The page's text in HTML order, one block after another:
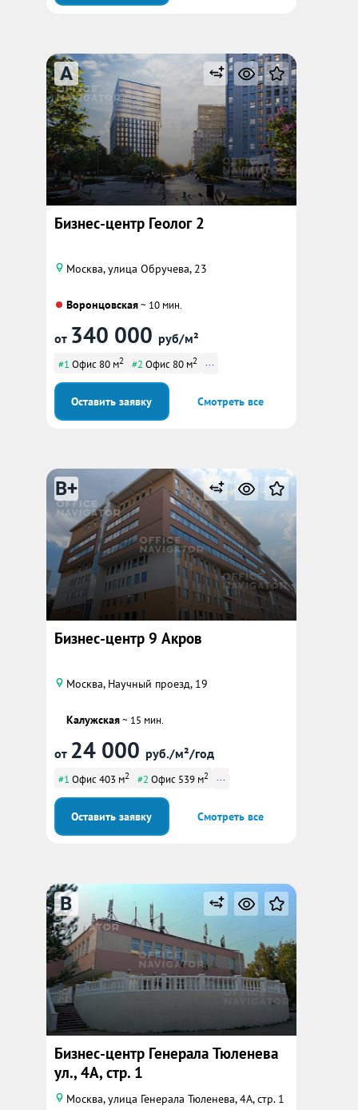
A
Бизнес-центр Геолог 2
Москва, улица Обручева, 23
Воронцовская~ 10 мин.
от 340 000 руб/м²
#1 Офис 80 м2 #2 Офис 80 м2 ...
Оставить заявку Смотреть все
B+
Бизнес-центр 9 Акров
Москва, Научный проезд, 19
Калужская~ 15 мин.
от 24 000 руб./м²/год
#1 Офис 403 м2 #2 Офис 539 м2 ...
Оставить заявку Смотреть все
B
Бизнес-центр Генерала Тюленева
ул., 4А, стр. 1
Москва, улица Генерала Тюленева, 4А, стр. 1